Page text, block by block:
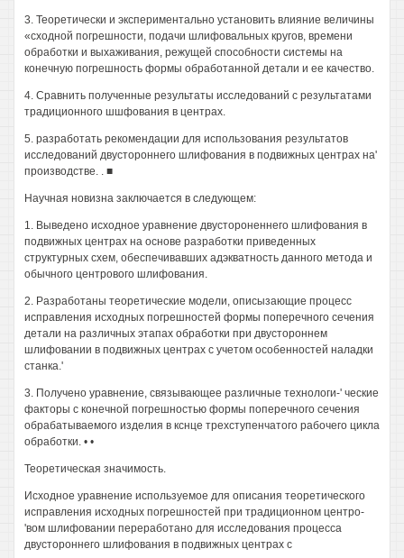
3. Теоретически и экспериментально установить влияние величины
«сходной погрешности, подачи шлифовальных кругов, времени
обработки и выхаживания, режущей способности системы на
конечную погрешность формы обработанной детали и ее качество.
4. Сравнить полученные результаты исследований с результатами
традиционного шшфования в центрах.
5. разработать рекомендации для использования результатов
исследований двустороннего шлифования в подвижных центрах на'
производстве. . ■
Научная новизна заключается в следующем:
1. Выведено исходное уравнение двустороненнего шлифования в
подвижных центрах на основе разработки приведенных
структурных схем, обеспечивавших адэкватность данного метода и
обычного центрового шлифования.
2. Разработаны теоретические модели, описызающие процесс
исправления исходных погрешностей формы поперечного сечения
детали на различных этапах обработки при двустороннем
шлифовании в подвижных центрах с учетом особенностей наладки
станка.'
3. Получено уравнение, связывающее различные технологи-' ческие
факторы с конечной погрешностью формы поперечного сечения
обрабатываемого изделия в кснце трехступенчатого рабочего цикла
обработки. • •
Теоретическая значимость.
Исходное уравнение используемое для описания теоретического
исправления исходных погрешностей при традиционном центро-
'вом шлифовании переработано для исследования процесса
двустороннего шлифования в подвижных центрах с